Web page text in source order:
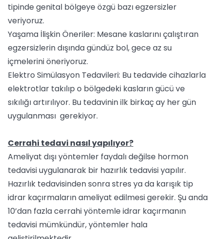
tipinde genital bölgeye özgü bazı egzersizler
veriyoruz.
Yaşama İlişkin Öneriler: Mesane kaslarını çalıştıran
egzersizlerin dışında gündüz bol, gece az su
içmelerini öneriyoruz.
Elektro Simülasyon Tedavileri: Bu tedavide cihazlarla
elektrotlar takılıp o bölgedeki kasların gücü ve
sıkılığı artırılıyor. Bu tedavinin ilk birkaç ay her gün
uygulanması gerekiyor.
Cerrahi tedavi nasıl yapılıyor?
Ameliyat dışı yöntemler faydalı değilse hormon
tedavisi uygulanarak bir hazırlık tedavisi yapılır.
Hazırlık tedavisinden sonra stres ya da karışık tip
idrar kaçırmaların ameliyat edilmesi gerekir. Şu anda
10’dan fazla cerrahi yöntemle idrar kaçırmanın
tedavisi mümkündür, yöntemler hala